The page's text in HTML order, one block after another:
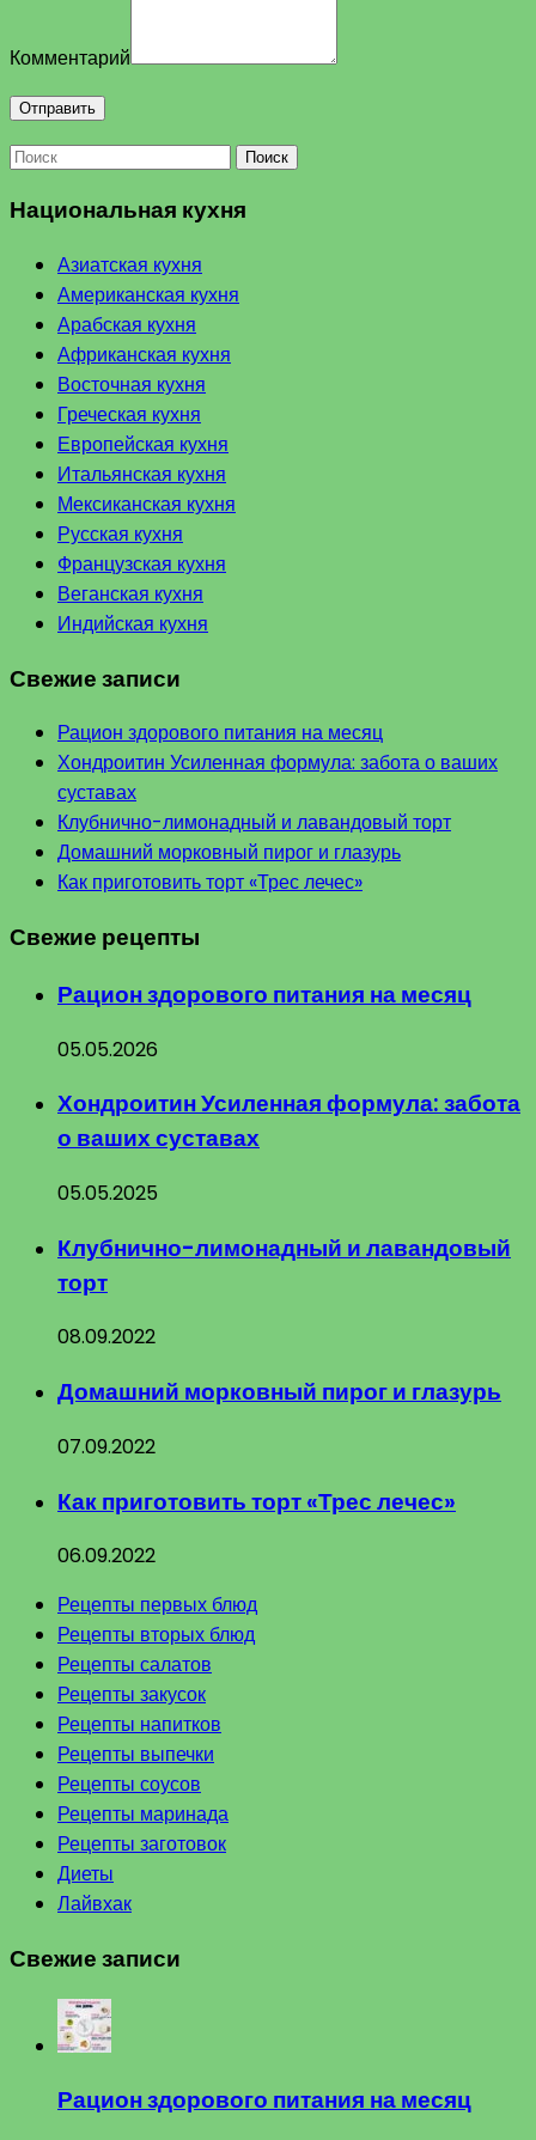
Комментарий
Поиск
Национальная кухня
Азиатская кухня
Американская кухня
Арабская кухня
Африканская кухня
Восточная кухня
Греческая кухня
Европейская кухня
Итальянская кухня
Мексиканская кухня
Русская кухня
Французская кухня
Веганская кухня
Индийская кухня
Свежие записи
Рацион здорового питания на месяц
Хондроитин Усиленная формула: забота о ваших
суставах
Клубнично-лимонадный и лавандовый торт
Домашний морковный пирог и глазурь
Как приготовить торт «Трес лечес»
Свежие рецепты
Рацион здорового питания на месяц
05.05.2026
Хондроитин Усиленная формула: забота
о ваших суставах
05.05.2025
Клубнично-лимонадный и лавандовый
торт
08.09.2022
Домашний морковный пирог и глазурь
07.09.2022
Как приготовить торт «Трес лечес»
06.09.2022
Рецепты первых блюд
Рецепты вторых блюд
Рецепты салатов
Рецепты закусок
Рецепты напитков
Рецепты выпечки
Рецепты соусов
Рецепты маринада
Рецепты заготовок
Диеты
Лайвхак
Свежие записи
Рацион здорового питания на месяц